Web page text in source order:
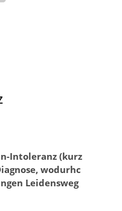
Intoleranz (kurz
wodurhc
Leidensweg